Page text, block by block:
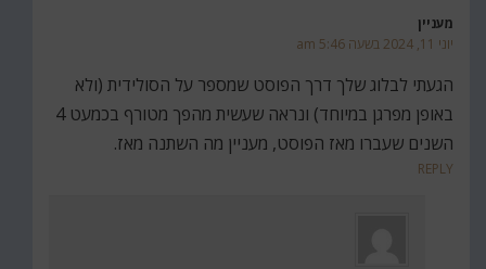
מעניין
יוני 11, 2024 בשעה 5:46 am
הגעתי לבלוג שלך דרך הפוסט שמספר על הסולידית (ולא
באופן מפרגן במיוחד) ונראה שעשית מהפך מטורף בכמעט 4
השנים שעברו מאז הפוסט, מעניין מה השתנה מאז.
REPLY